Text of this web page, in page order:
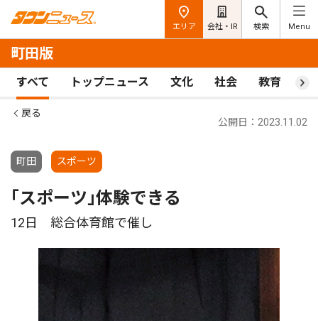
エリア 会社・IR 検索 Menu
町田版
すべて トップニュース 文化 社会 教育 ス
戻る
町田 スポーツ
公開日：2023.11.02
｢スポーツ｣体験できる
12日 総合体育館で催し